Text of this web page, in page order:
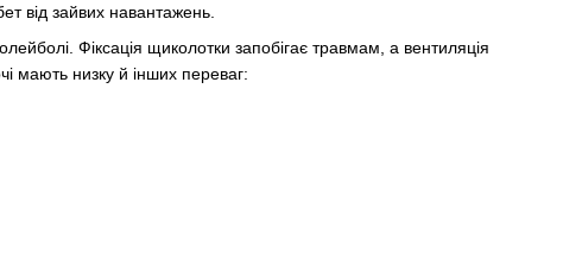
від зайвих навантажень.
Фіксація щиколотки запобігає травмам, а вентиляція
мають низку й інших переваг: